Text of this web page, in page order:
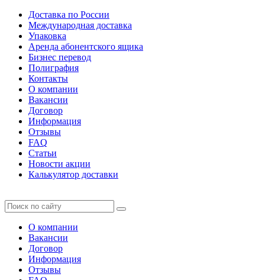
Доставка по России
Международная доставка
Упаковка
Аренда абонентского ящика
Бизнес перевод
Полиграфия
Контакты
О компании
Вакансии
Договор
Информация
Отзывы
FAQ
Статьи
Новости акции
Калькулятор доставки
О компании
Вакансии
Договор
Информация
Отзывы